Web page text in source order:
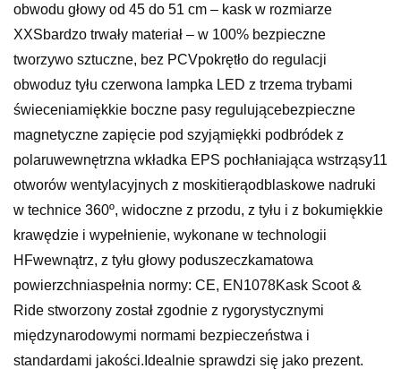
obwodu głowy od 45 do 51 cm – kask w rozmiarze
XXSbardzo trwały materiał – w 100% bezpieczne
tworzywo sztuczne, bez PCVpokrętło do regulacji
obwoduz tyłu czerwona lampka LED z trzema trybami
świeceniamiękkie boczne pasy regulującebezpieczne
magnetyczne zapięcie pod szyjąmiękki podbródek z
polaruwewnętrzna wkładka EPS pochłaniająca wstrząsy11
otworów wentylacyjnych z moskitierąodblaskowe nadruki
w technice 360º, widoczne z przodu, z tyłu i z bokumiękkie
krawędzie i wypełnienie, wykonane w technologii
HFwewnątrz, z tyłu głowy poduszeczkamatowa
powierzchniaspełnia normy: CE, EN1078Kask Scoot &
Ride stworzony został zgodnie z rygorystycznymi
międzynarodowymi normami bezpieczeństwa i
standardami jakości.Idealnie sprawdzi się jako prezent.